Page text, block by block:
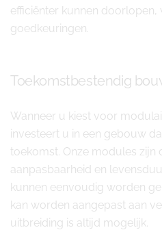
efficiënter kunnen
goedkeuringen.
Toekomstbestendig
Wanneer u kiest voor
investeert u in een gebouw
toekomst. Onze modules
aanpasbaarheid en
kunnen eenvoudig worden
kan worden aangepast aan
uitbreiding is altijd mogelijk.